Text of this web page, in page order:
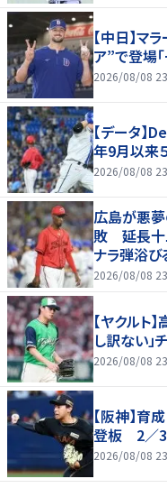
【中日】マ
ア”で登場
2026/08/08
【データ
年9月以来
2026/08/08
広島が悪
敗 延長十
ナラ弾浴び
す」
2026/08/08
【ヤクルト
し訳ない
2026/08/08
【阪神】育
登板 2／3
2026/08/08